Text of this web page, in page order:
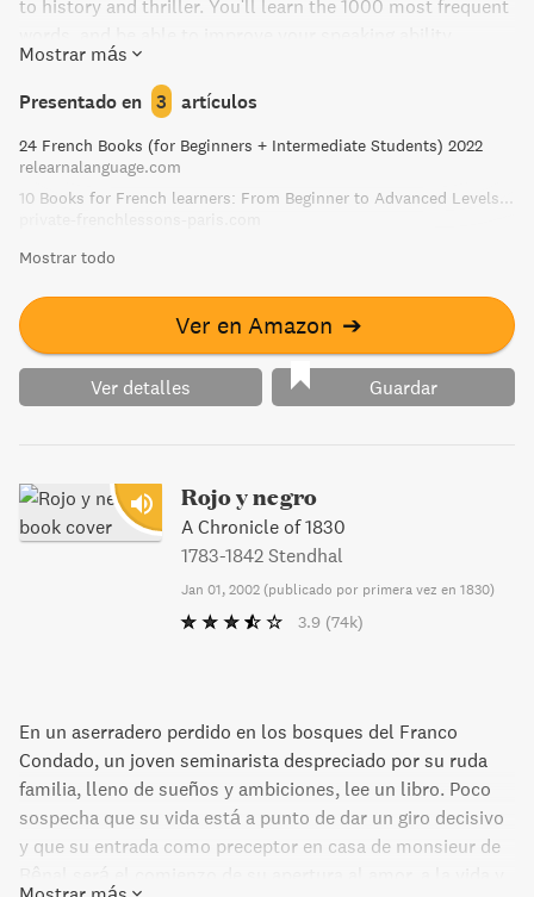
to history and thriller. You'll learn the 1000 most frequent
through authentic spoken dialogues. Comprehension
questions and a glossary for bolded words are included to
make learning stress-free and enjoyable. Whether you're
looking to improve your French language skills or simply
enjoy reading, Short Stories in French for Beginners is
unmissable.
Mostrar más
Presentado en 3 artículos
24 French Books (for Beginners + Intermediate Students) 2022
relearnalanguage.com
10 Books for French learners: From Beginner to Advanced Levels — French Lessons in Paris | French à la Carte © 2020
Mostrar todo
Ver en Amazon ➔
Ver detalles Guardar
Rojo y negro
A Chronicle of 1830
1783-1842 Stendhal
Jan 01, 2002 (publicado por primera vez en 1830)
3.9 (74k)
En un aserradero perdido en los bosques del Franco
Condado, un joven seminarista despreciado por su ruda
familia, lleno de sueños y ambiciones, lee un libro. Poco
sospecha que su vida está a punto de dar un giro decisivo
y que su entrada como preceptor en casa de monsieur de